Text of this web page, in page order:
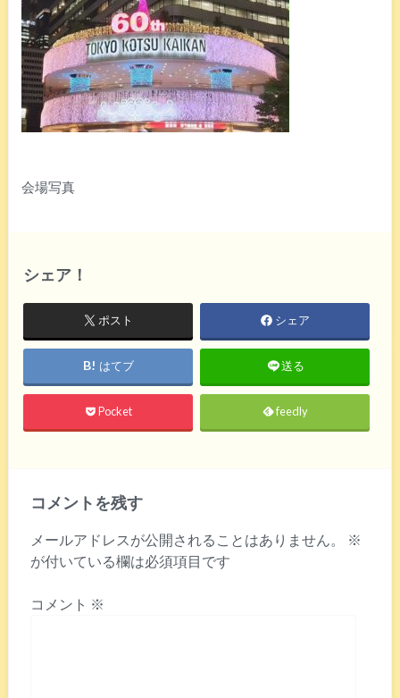
会場写真
シェア！
ポスト シェア
はてブ 送る
Pocket feedly
コメントを残す
メールアドレスが公開されることはありません。
※
が付いている欄は必須項目です
コメント ※